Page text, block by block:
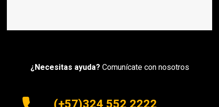
¿Necesitas ayuda? Comunícate con nosotros